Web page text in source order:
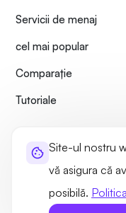
Site-ul nostru
vă asigura că
posibilă.
Servicii de menaj
cel mai popular
Comparaţie
Tutoriale
Informații despre noi
Termeni de utilizare
Harta site-ului